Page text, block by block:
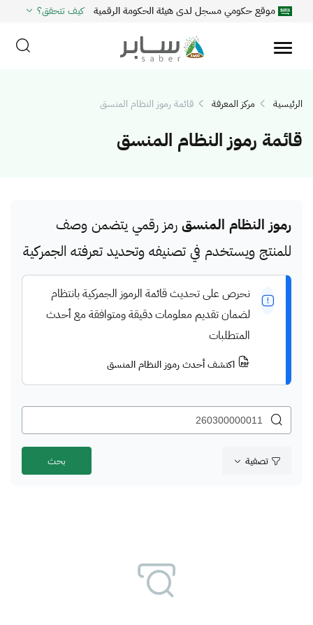
موقع حكومي مسجل لدى هيئة الحكومة الرقمية كيف تتحقق؟
الرئيسية مركز المعرفة قائمة رموز النظام المنسق
قائمة رموز النظام المنسق
رموز النظام المنسق رمز رقمي يتضمن وصف
للمنتج ويستخدم في تصنيفه وتحديد تعرفته الجمركية
نحرص على تحديث قائمة الرموز الجمركية بانتظام
لضمان تقديم معلومات دقيقة ومتوافقة مع أحدث
المتطلبات
اكتشف أحدث رموز النظام المنسق
تصفية